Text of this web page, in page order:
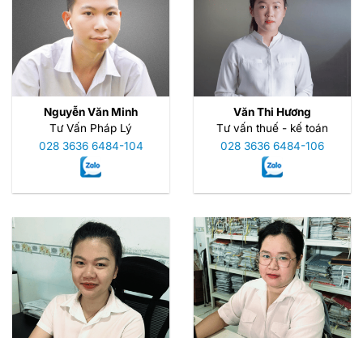
Nguyễn Văn Minh
Tư Vấn Pháp Lý
028 3636 6484-104
Văn Thi Hương
Tư vấn thuế - kế toán
028 3636 6484-106